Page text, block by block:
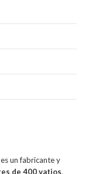
es un fabricante y
de 400 vatios,